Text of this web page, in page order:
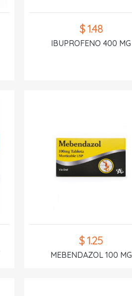
$ 1.48
IBUPROFENO 400 MG
$ 1.25
MEBENDAZOL 100 MG